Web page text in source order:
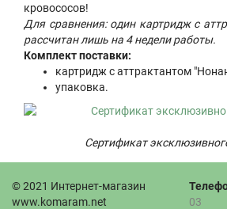
кровососов!
Для сравнения: один картридж с
рассчитан лишь на 4 недели работы.
Комплект поставки:
картридж с аттрактантом
упаковка.
Сертификат
© 2021 Интернет-магазин
www.komaram.net
03